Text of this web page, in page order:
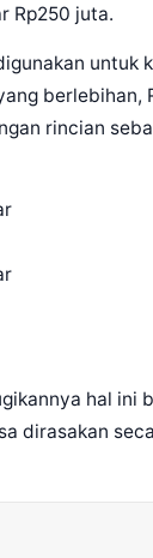
Rp250 juta.
untuk
berlebihan,
rincian
hal ini
dirasakan